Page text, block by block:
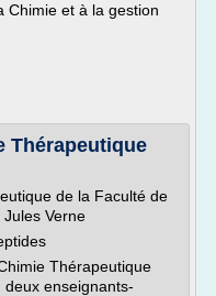
Chimie et à la gestion
Thérapeutique
de la Faculté de
Verne
Thérapeutique
deux enseignants-